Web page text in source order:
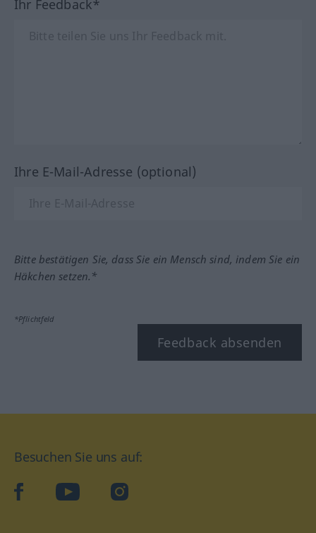
Ihr Feedback*
Ihre E-Mail-Adresse (optional)
Bitte bestätigen Sie, dass Sie ein Mensch sind, indem Sie ein
Häkchen setzen.*
*Pflichtfeld
Feedback absenden
Besuchen Sie uns auf:
facebookYouTube Instagram